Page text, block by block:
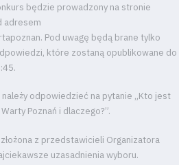
będzie prowadzony na stronie
adresem
Pod uwagę będą brane tylko
które zostaną opublikowane do
odpowiedzieć na pytanie „Kto jest
Poznań i dlaczego?”.
z przedstawicieli Organizatora
uzasadnienia wyboru.